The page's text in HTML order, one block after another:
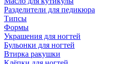
Разделители для педикюра
Типсы
Формы
Украшения для ногтей
Бульонки для ногтей
Втирка ракушки